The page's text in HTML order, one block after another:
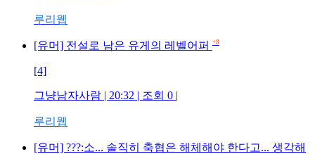
루리웹
[유머] 전설로 남은 유게의 레벨어퍼 +8
[4]
그냥남자사람 | 20:32 | 조회 0 |
루리웹
[유머] ???:소... 솔직히 축협은 해체해야 한다고... 생각해